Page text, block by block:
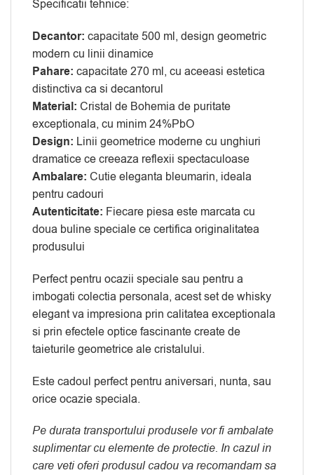
Specificatii tehnice:
Decantor: capacitate 500 ml, design geometric
modern cu linii dinamice
Pahare: capacitate 270 ml, cu aceeasi estetica
distinctiva ca si decantorul
Material: Cristal de Bohemia de puritate
exceptionala, cu minim 24%PbO
Design: Linii geometrice moderne cu unghiuri
dramatice ce creeaza reflexii spectaculoase
Ambalare: Cutie eleganta bleumarin, ideala
pentru cadouri
Autenticitate: Fiecare piesa este marcata cu
doua buline speciale ce certifica originalitatea
produsului
Perfect pentru ocazii speciale sau pentru a
imbogati colectia personala, acest set de whisky
elegant va impresiona prin calitatea exceptionala
si prin efectele optice fascinante create de
taieturile geometrice ale cristalului.
Este cadoul perfect pentru aniversari, nunta, sau
orice ocazie speciala.
Pe durata transportului produsele vor fi ambalate
suplimentar cu elemente de protectie. In cazul in
care veti oferi produsul cadou va recomandam sa